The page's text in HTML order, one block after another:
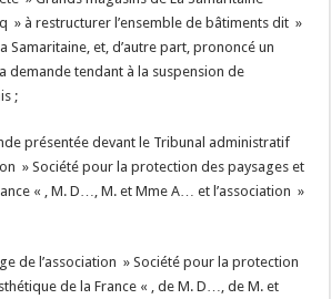
» à restructurer l’ensemble de bâtiments dit »
Samaritaine, et, d’autre part, prononcé un
demande tendant à la suspension de
;
présentée devant le Tribunal administratif
» Société pour la protection des paysages et
« , M. D…, M. et Mme A… et l’association »
de l’association » Société pour la protection
de la France « , de M. D…, de M. et